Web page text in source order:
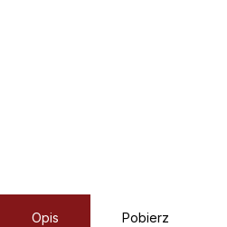
Opis Pobierz